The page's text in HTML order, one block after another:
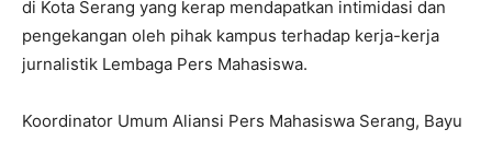
di Kota Serang yang kerap mendapatkan intimidasi dan
pengekangan oleh pihak kampus terhadap kerja-kerja
jurnalistik Lembaga Pers Mahasiswa.
Koordinator Umum Aliansi Pers Mahasiswa Serang, Bayu